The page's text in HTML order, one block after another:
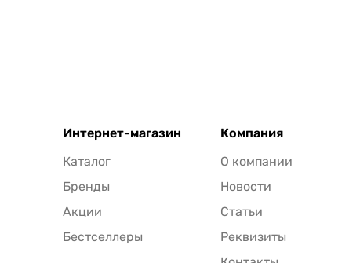
Интернет-магазин
Каталог
Бренды
Акции
Бестселлеры
Компания
О компании
Новости
Статьи
Реквизиты